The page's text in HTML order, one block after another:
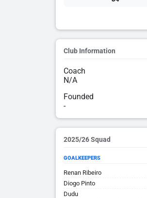
Club Information
Coach
N/A
Founded
-
2025/26 Squad
GOALKEEPERS
Renan Ribeiro
Diogo Pinto
Dudu